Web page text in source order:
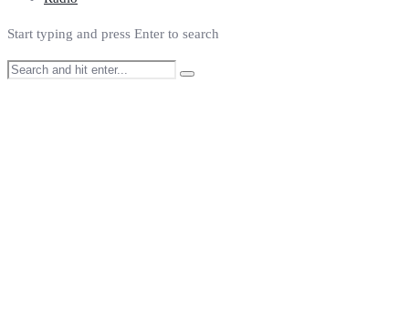
Start typing and press Enter to search